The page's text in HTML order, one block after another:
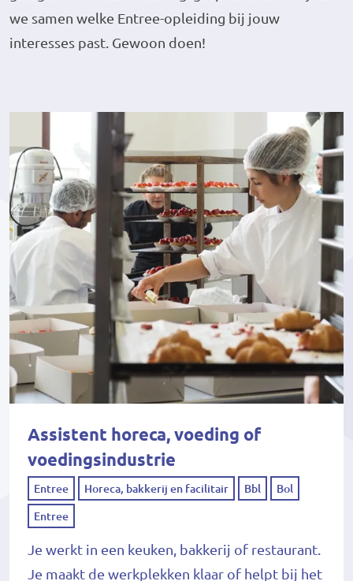
we samen welke Entree-opleiding bij jouw
interesses past. Gewoon doen!
Assistent horeca, voeding of
voedingsindustrie
Entree Horeca, bakkerij en facilitair Bbl Bol
Entree
Je werkt in een keuken, bakkerij of restaurant.
Je maakt de werkplekken klaar of helpt bij het